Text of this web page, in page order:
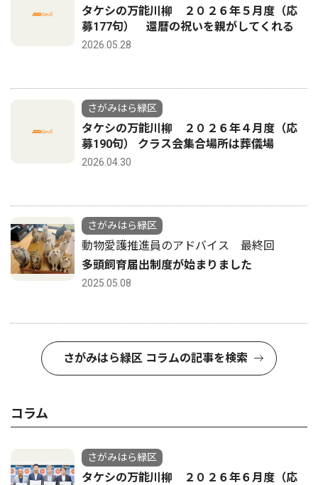
タケシの万能川柳 ２０２６年５月度（応
募177句） 還暦の祝いを親がしてくれる
2026.05.28
さがみはら緑区
タケシの万能川柳 ２０２６年４月度（応
募190句） クラス会集合場所は葬儀場
2026.04.30
さがみはら緑区
動物愛護推進員のアドバイス 最終回
多頭飼育届出制度が始まりました
2025.05.08
さがみはら緑区 コラムの記事を検索
コラム
さがみはら緑区
タケシの万能川柳 ２０２６年６月度（応